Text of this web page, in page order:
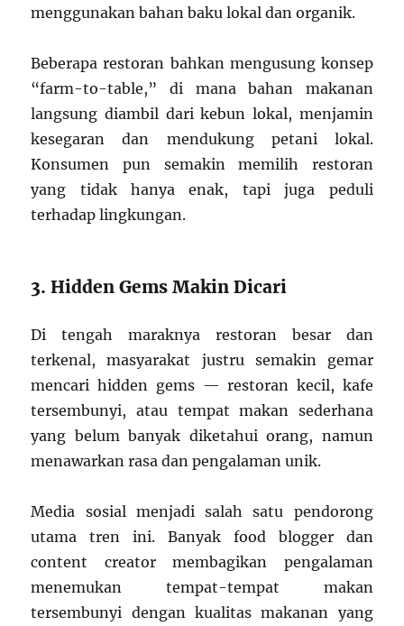
menggunakan bahan baku lokal dan organik.
Beberapa restoran bahkan mengusung konsep
“farm-to-table,” di mana bahan makanan
langsung diambil dari kebun lokal, menjamin
kesegaran dan mendukung petani lokal.
Konsumen pun semakin memilih restoran
yang tidak hanya enak, tapi juga peduli
terhadap lingkungan.
3. Hidden Gems Makin Dicari
Di tengah maraknya restoran besar dan
terkenal, masyarakat justru semakin gemar
mencari hidden gems — restoran kecil, kafe
tersembunyi, atau tempat makan sederhana
yang belum banyak diketahui orang, namun
menawarkan rasa dan pengalaman unik.
Media sosial menjadi salah satu pendorong
utama tren ini. Banyak food blogger dan
content creator membagikan pengalaman
menemukan tempat-tempat makan
tersembunyi dengan kualitas makanan yang